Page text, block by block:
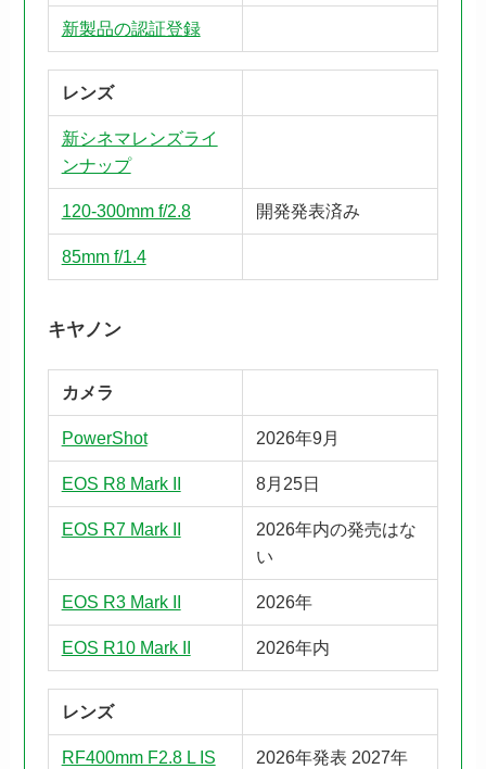
新製品の認証登録
レンズ
新シネマレンズライ
ンナップ
120-300mm f/2.8 開発発表済み
85mm f/1.4
キヤノン
カメラ
PowerShot 2026年9月
EOS R8 Mark II 8月25日
EOS R7 Mark II
2026年内の発売はな
い
EOS R3 Mark II 2026年
EOS R10 Mark II 2026年内
レンズ
RF400mm F2.8 L IS
2026年発表 2027年